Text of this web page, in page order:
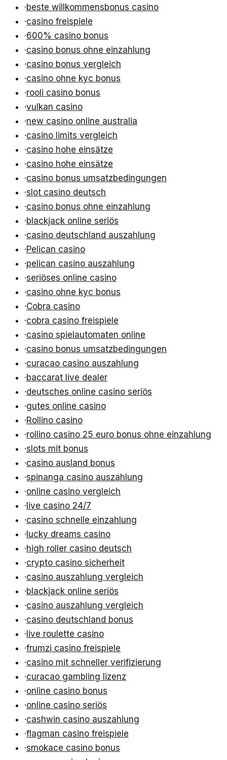
·beste willkommensbonus casino
·casino freispiele
·600% casino bonus
·casino bonus ohne einzahlung
·casino bonus vergleich
·casino ohne kyc bonus
·rooli casino bonus
·vulkan casino
·new casino online australia
·casino limits vergleich
·casino hohe einsätze
·casino hohe einsätze
·casino bonus umsatzbedingungen
·slot casino deutsch
·casino bonus ohne einzahlung
·blackjack online seriös
·casino deutschland auszahlung
·Pelican casino
·pelican casino auszahlung
·seriöses online casino
·casino ohne kyc bonus
·Cobra casino
·cobra casino freispiele
·casino spielautomaten online
·casino bonus umsatzbedingungen
·curacao casino auszahlung
·baccarat live dealer
·deutsches online casino seriös
·gutes online casino
·Rollino casino
·rollino casino 25 euro bonus ohne einzahlung
·slots mit bonus
·casino ausland bonus
·spinanga casino auszahlung
·online casino vergleich
·live casino 24/7
·casino schnelle einzahlung
·lucky dreams casino
·high roller casino deutsch
·crypto casino sicherheit
·casino auszahlung vergleich
·blackjack online seriös
·casino auszahlung vergleich
·casino deutschland bonus
·live roulette casino
·frumzi casino freispiele
·casino mit schneller verifizierung
·curacao gambling lizenz
·online casino bonus
·online casino seriös
·cashwin casino auszahlung
·flagman casino freispiele
·smokace casino bonus